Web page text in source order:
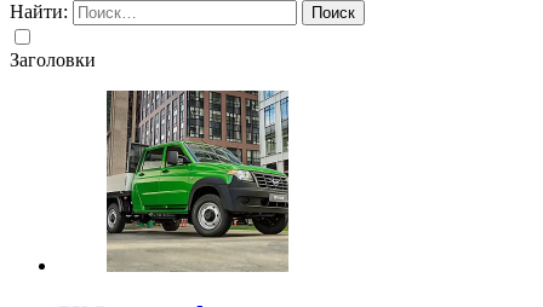
Найти:
Заголовки